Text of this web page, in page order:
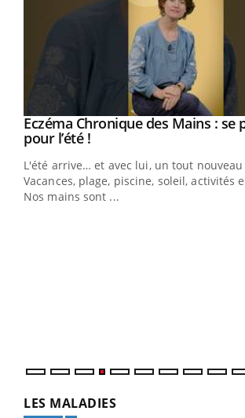
Youtube
Eczéma Chronique des Mains : se
pour l’été !Youtube
L'été arrive… et avec lui, un tout nouveau
Vacances, plage, piscine, soleil, activités
Nos mains sont ...
LES MALADIES